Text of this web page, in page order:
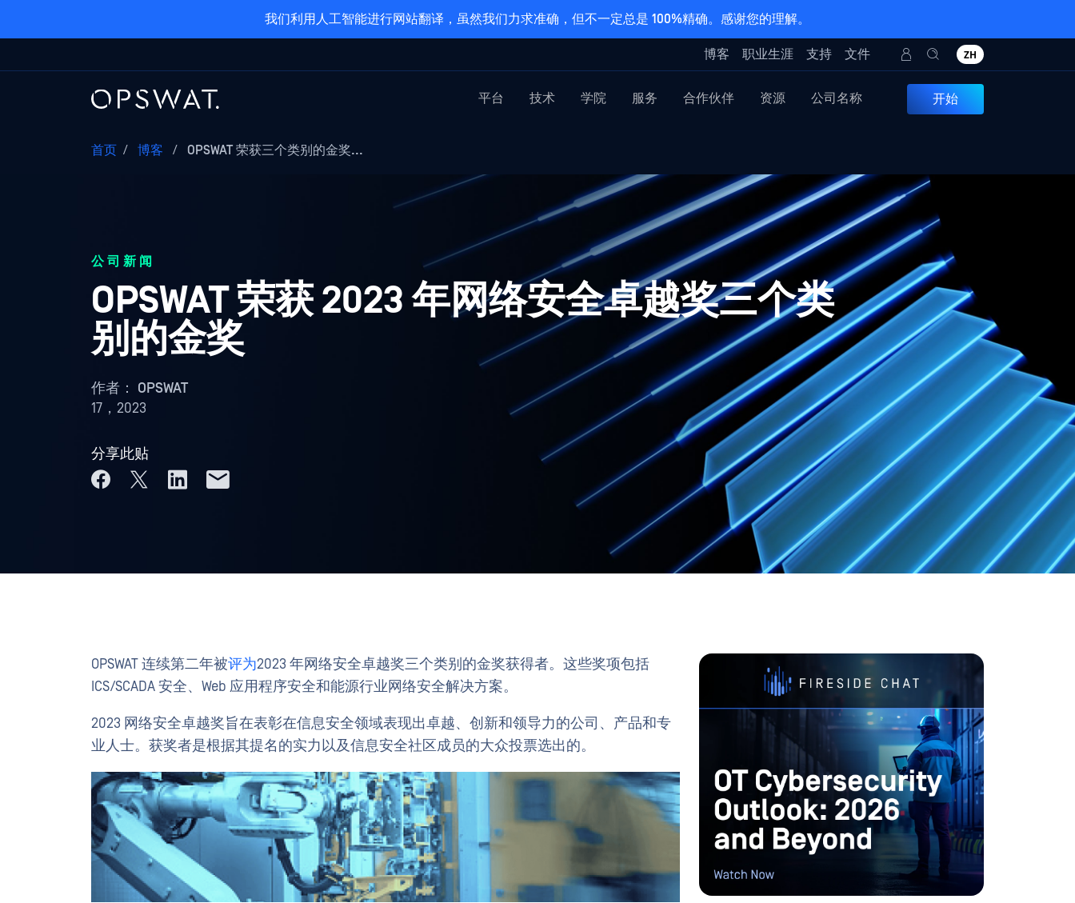
我们利用人工智能进行网站翻译，虽然我们力求准确，但不一定总是 100%精确。感谢您的理解。
博客 职业生涯 支持 文件 ZH
平台 技术 学院 服务 合作伙伴 资源 公司名称 开始
首页 / 博客 / OPSWAT 荣获三个类别的金奖...
公司新闻
OPSWAT 荣获 2023 年网络安全卓越奖三个类
别的金奖
作者： OPSWAT
17，2023
分享此贴
OPSWAT 连续第二年被评为2023 年网络安全卓越奖三个类别的金奖获得者。这些奖项包括
ICS/SCADA 安全、Web 应用程序安全和能源行业网络安全解决方案。
2023 网络安全卓越奖旨在表彰在信息安全领域表现出卓越、创新和领导力的公司、产品和专
业人士。获奖者是根据其提名的实力以及信息安全社区成员的大众投票选出的。